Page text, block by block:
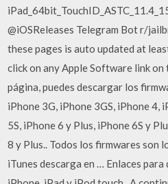
@iOSReleases Telegram Bot r/
these pages is auto updated at
click on any Apple Software link on
página, puedes descargar los
iPhone 3G, iPhone 3GS, iPhone 4,
5S, iPhone 6 y Plus, iPhone 6S y
8 y Plus.. Todos los firmwares son
iTunes descarga en … Enlaces